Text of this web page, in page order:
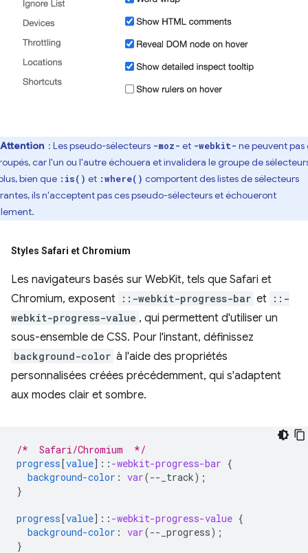
Attention : Les pseudo-sélecteurs -moz- et -webkit- ne peuvent pas
car l'un ou l'autre échouera et invalidera le groupe de
bien que :is() et :where() comportent des listes de sélecteurs
ils n'acceptent pas ces pseudo-sélecteurs et échoueront
Styles Safari et Chromium
Les navigateurs basés sur WebKit, tels que Safari et
Chromium, exposent ::-webkit-progress-bar et ::-
webkit-progress-value , qui permettent d'utiliser un
sous-ensemble de CSS. Pour l'instant, définissez
background-color à l'aide des propriétés
personnalisées créées précédemment, qui s'adaptent
aux modes clair et sombre.
/*  Safari/Chromium  */
progress[value] :: -webkit-progress-bar {
background-color : var(-- _track);
}
progress[value] :: -webkit-progress-value {
background-color : var(-- _progress);
}